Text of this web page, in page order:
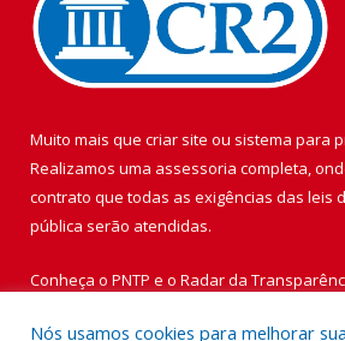
Muito mais que criar site ou sistema para
Realizamos uma assessoria completa,
contrato que todas as exigências das leis
pública serão atendidas.
Conheça o PNTP e o Radar da
Nós usamos cookies para melhorar